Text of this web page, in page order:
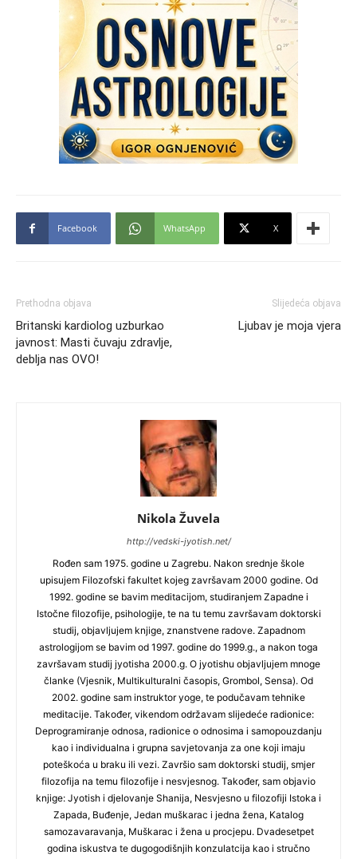
Facebook WhatsApp X
Prethodna objava
Britanski kardiolog uzburkao
javnost: Masti čuvaju zdravlje,
deblja nas OVO!
Slijedeća objava
Ljubav je moja vjera
Nikola Žuvela
http://vedski-jyotish.net/
Rođen sam 1975. godine u Zagrebu. Nakon srednje škole
upisujem Filozofski fakultet kojeg završavam 2000 godine. Od
1992. godine se bavim meditacijom, studiranjem Zapadne i
Istočne filozofije, psihologije, te na tu temu završavam doktorski
studij, objavljujem knjige, znanstvene radove. Zapadnom
astrologijom se bavim od 1997. godine do 1999.g., a nakon toga
završavam studij jyotisha 2000.g. O jyotishu objavljujem mnoge
članke (Vjesnik, Multikulturalni časopis, Grombol, Sensa). Od
2002. godine sam instruktor yoge, te podučavam tehnike
meditacije. Također, vikendom održavam slijedeće radionice:
Deprogramiranje odnosa, radionice o odnosima i samopouzdanju
kao i individualna i grupna savjetovanja za one koji imaju
poteškoća u braku ili vezi. Završio sam doktorski studij, smjer
filozofija na temu filozofije i nesvjesnog. Također, sam objavio
knjige: Jyotish i djelovanje Shanija, Nesvjesno u filozofiji Istoka i
Zapada, Buđenje, Jedan muškarac i jedna žena, Katalog
samozavaravanja, Muškarac i žena u procjepu. Dvadesetpet
godina iskustva te dugogodišnjih konzulatcija kao i stručno